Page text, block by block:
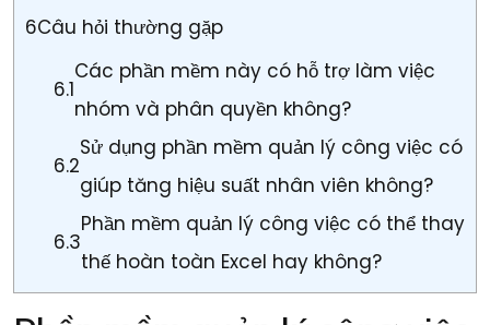
6Câu hỏi thường gặp
6.1
Các phần mềm này có hỗ trợ làm việc
nhóm và phân quyền không?
6.2
Sử dụng phần mềm quản lý công việc có
giúp tăng hiệu suất nhân viên không?
6.3
Phần mềm quản lý công việc có thể thay
thế hoàn toàn Excel hay không?